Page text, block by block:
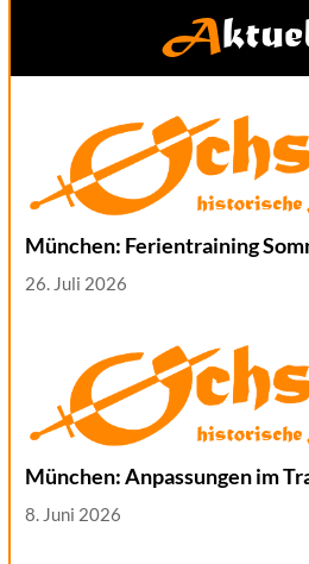
München: Ferientraining
26. Juli 2026
München: Anpassungen im
8. Juni 2026